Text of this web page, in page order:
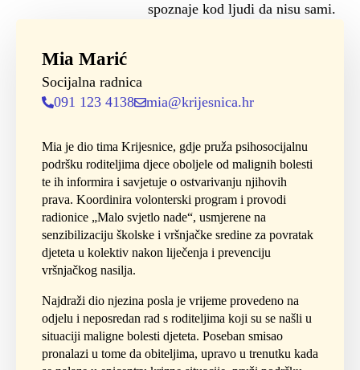
spoznaje kod ljudi da nisu sami.
Mia Marić
Socijalna radnica
091 123 4138
mia@krijesnica.hr
Mia je dio tima Krijesnice, gdje pruža psihosocijalnu
podršku roditeljima djece oboljele od malignih bolesti
te ih informira i savjetuje o ostvarivanju njihovih
prava. Koordinira volonterski program i provodi
radionice „Malo svjetlo nade“, usmjerene na
senzibilizaciju školske i vršnjačke sredine za povratak
djeteta u kolektiv nakon liječenja i prevenciju
vršnjačkog nasilja.
Najdraži dio njezina posla je vrijeme provedeno na
odjelu i neposredan rad s roditeljima koji su se našli u
situaciji maligne bolesti djeteta. Poseban smisao
pronalazi u tome da obiteljima, upravo u trenutku kada